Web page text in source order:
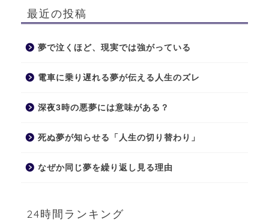
最近の投稿
夢で泣くほど、現実では強がっている
電車に乗り遅れる夢が伝える人生のズレ
深夜3時の悪夢には意味がある？
死ぬ夢が知らせる「人生の切り替わり」
なぜか同じ夢を繰り返し見る理由
24時間ランキング